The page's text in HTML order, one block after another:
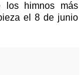
los himnos más
el 8 de junio